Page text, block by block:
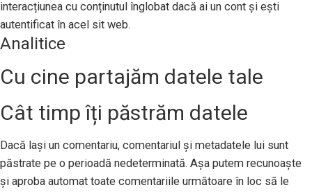
interacțiunea cu conținutul înglobat dacă ai un cont și ești
autentificat în acel sit web.
Analitice
Cu cine partajăm datele tale
Cât timp îți păstrăm datele
Dacă lași un comentariu, comentariul și metadatele lui sunt
păstrate pe o perioadă nedeterminată. Așa putem recunoaște
și aproba automat toate comentariile următoare în loc să le